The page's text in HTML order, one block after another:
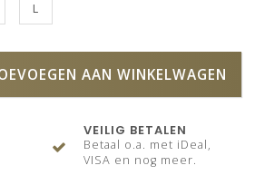
L
AAN WINKELWAGEN
VEILIG BETALEN
Betaal o.a. met iDeal,
VISA en nog meer.